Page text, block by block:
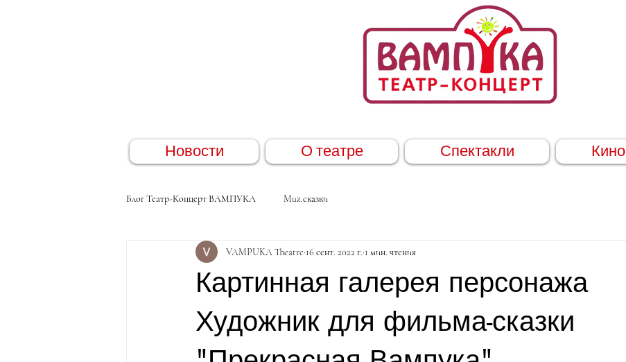
Новости О театре Спектакли Кино
Блог Театр-Концерт ВАМПУКА Muz.сказки
Картинная галерея персонажа
Художник для фильма-сказки
VAMPUKA Theatre 16 сент. 2022 г. 1 мин. чтения